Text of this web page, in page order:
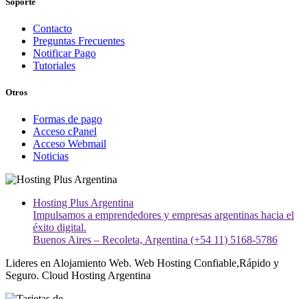
Contacto
Preguntas Frecuentes
Notificar Pago
Tutoriales
Otros
Formas de pago
Acceso cPanel
Acceso Webmail
Noticias
Hosting Plus Argentina
Impulsamos a emprendedores y empresas argentinas hacia el
éxito digital.
Buenos Aires – Recoleta, Argentina (+54 11) 5168-5786
Lideres en Alojamiento Web. Web Hosting Confiable,Rápido y
Seguro. Cloud Hosting Argentina